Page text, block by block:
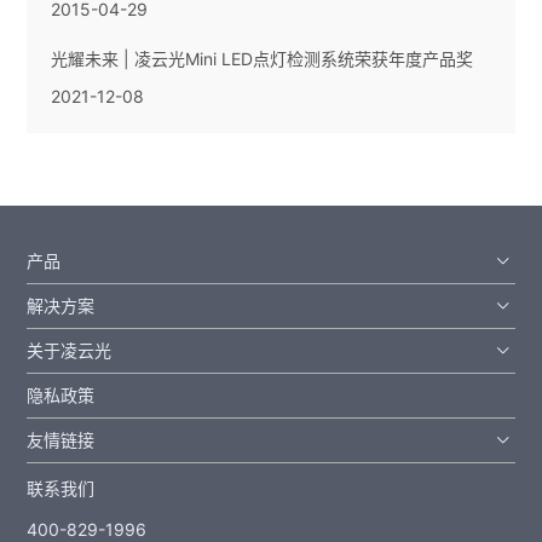
2015-04-29
光耀未来 | 凌云光Mini LED点灯检测系统荣获年度产品奖
2021-12-08
产品
解决方案
关于凌云光
隐私政策
友情链接
联系我们
400-829-1996